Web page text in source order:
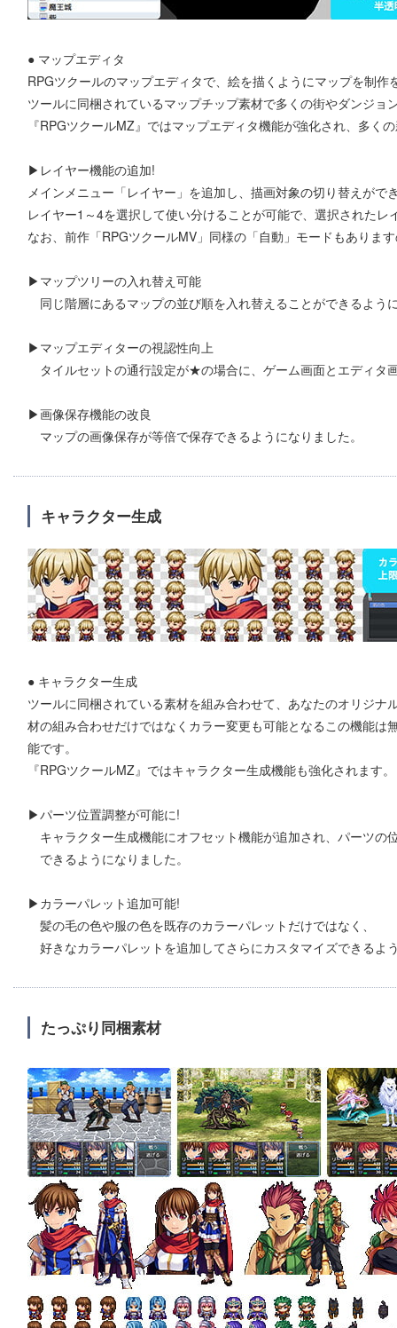
● マップエディタ
RPGツクールのマップエディタで、絵を描くようにマップを制作
ツールに同梱されているマップチップ素材で多くの街やダンジョ
『RPGツクールMZ』ではマップエディタ機能が強化され、多く
▶レイヤー機能の追加!
メインメニュー「レイヤー」を追加し、描画対象の切り替えがで
レイヤー1～4を選択して使い分けることが可能で、選択された
なお、前作「RPGツクールMV」同様の「自動」モードもありま
▶マップツリーの入れ替え可能
同じ階層にあるマップの並び順を入れ替えることができるよう
▶マップエディターの視認性向上
タイルセットの通行設定が★の場合に、ゲーム画面とエディタ
▶画像保存機能の改良
マップの画像保存が等倍で保存できるようになりました。
キャラクター生成
● キャラクター生成
ツールに同梱されている素材を組み合わせて、あなたのオリジ
材の組み合わせだけではなくカラー変更も可能となるこの機能は
能です。
『RPGツクールMZ』ではキャラクター生成機能も強化されます。
▶パーツ位置調整が可能に!
キャラクター生成機能にオフセット機能が追加され、パーツの
できるようになりました。
▶カラーパレット追加可能!
髪の毛の色や服の色を既存のカラーパレットだけではなく、
好きなカラーパレットを追加してさらにカスタマイズできるよ
たっぷり同梱素材